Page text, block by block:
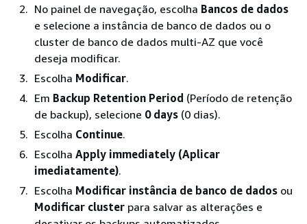
No painel de navegação, escolha Bancos de dados
e selecione a instância de banco de dados ou o
cluster de banco de dados multi-AZ que você
deseja modificar.
Escolha Modificar.
Em Backup Retention Period (Período de retenção
de backup), selecione 0 days (0 dias).
Escolha Continue.
Escolha Apply immediately (Aplicar
imediatamente).
Escolha Modificar instância de banco de dados ou
Modificar cluster para salvar as alterações e